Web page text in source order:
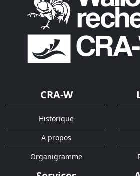
CRA-W
Historique
A propos
Organigramme